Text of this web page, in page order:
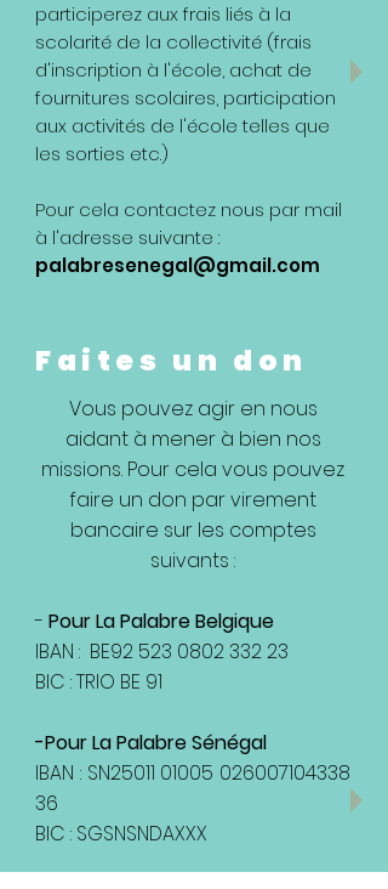
participerez aux frais liés à la
scolarité de la collectivité (frais
d'inscription à l'école, achat de
fournitures scolaires, participation
aux activités de l'école telles que
les sorties etc.)
Pour cela contactez nous par mail
à l'adresse suivante :
palabresenegal@gmail.com
Faites un don
Vous pouvez agir en nous
aidant à mener à bien nos
missions. Pour cela vous pouvez
faire un don par virement
bancaire sur les comptes
suivants :
- Pour La Palabre Belgique
IBAN : BE92 523 0802 332 23
BIC : TRIO BE 91
-Pour La Palabre Sénégal
IBAN : SN25011 01005 026007104338
36
BIC : SGSNSNDAXXX